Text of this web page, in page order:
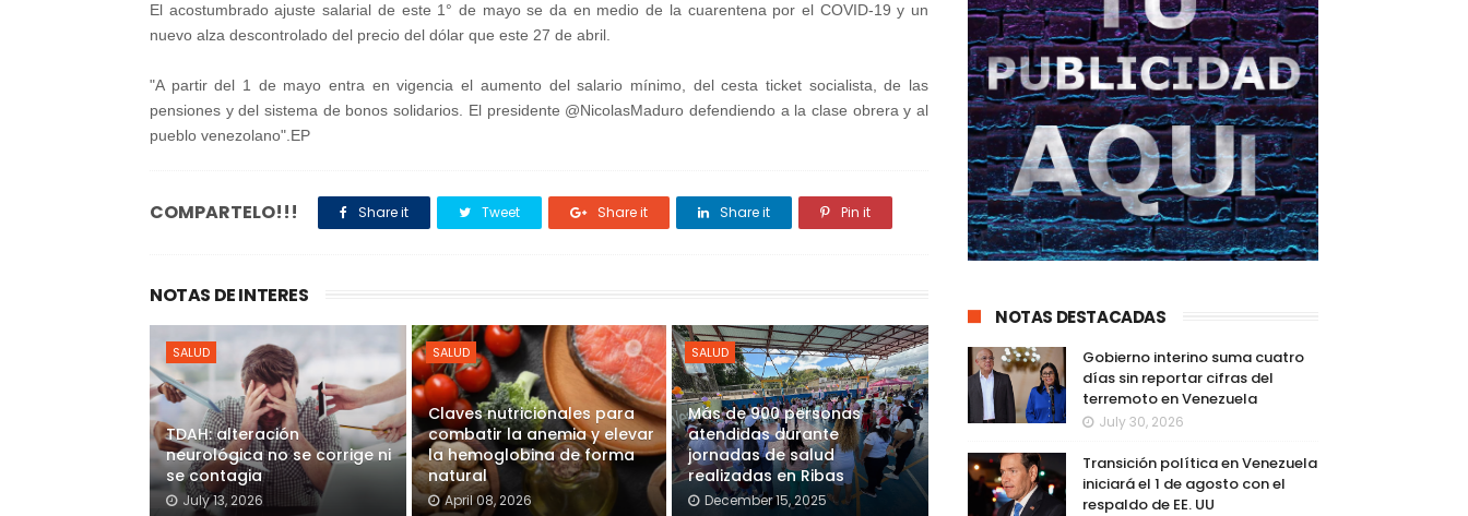
El acostumbrado ajuste salarial de este 1° de mayo se da en medio de la cuarentena por el COVID-19 y un
nuevo alza descontrolado del precio del dólar que este 27 de abril.
"A partir del 1 de mayo entra en vigencia el aumento del salario mínimo, del cesta ticket socialista, de las
pensiones y del sistema de bonos solidarios. El presidente @NicolasMaduro defendiendo a la clase obrera y al
pueblo venezolano".EP
COMPARTELO!!! Share it Tweet Share it Share it Pin it
NOTAS DE INTERES
SALUD
TDAH: alteración
neurológica no se corrige ni
se contagia
July 13, 2026
SALUD
Claves nutricionales para
combatir la anemia y elevar
la hemoglobina de forma
natural
April 08, 2026
SALUD
Más de 900 personas
atendidas durante
jornadas de salud
realizadas en Ribas
December 15, 2025
NOTAS DESTACADAS
Gobierno interino suma cuatro
días sin reportar cifras del
terremoto en Venezuela
July 30, 2026
Transición política en Venezuela
iniciará el 1 de agosto con el
respaldo de EE. UU